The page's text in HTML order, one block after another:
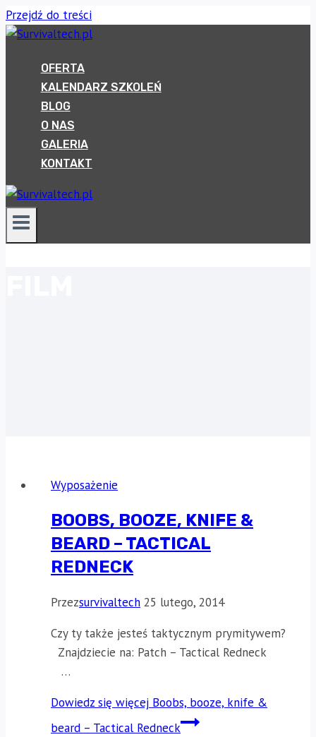
Przejdź do treści
OFERTA
KALENDARZ SZKOLEŃ
BLOG
O NAS
GALERIA
KONTAKT
Wyposażenie
BOOBS, BOOZE, KNIFE &
BEARD – TACTICAL
REDNECK
Przezsurvivaltech 25 lutego, 2014
Czy ty także jesteś taktycznym prymitywem?
Znajdziecie na: Patch – Tactical Redneck
…
Dowiedz się więcej Boobs, booze, knife &
beard – Tactical Redneck